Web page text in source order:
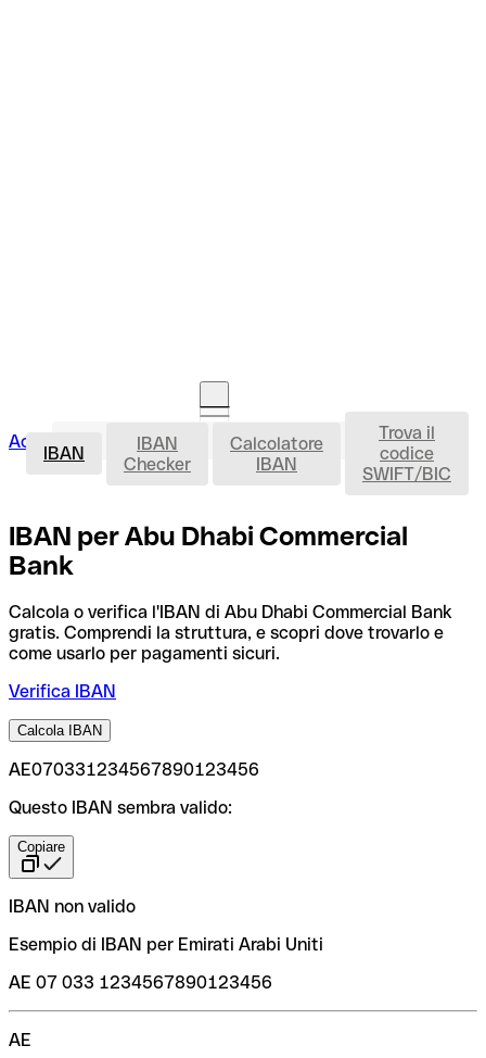
Accedi Avvia la procedura IBAN
IBAN
IBAN
Checker
Calcolatore
IBAN
Trova il
codice
SWIFT/BIC
IBAN per Abu Dhabi Commercial
Bank
Calcola o verifica l'IBAN di Abu Dhabi Commercial Bank
gratis. Comprendi la struttura, e scopri dove trovarlo e
come usarlo per pagamenti sicuri.
Verifica IBAN
Calcola IBAN
AE070331234567890123456
Questo IBAN sembra valido:
Copiare
IBAN non valido
Esempio di IBAN per Emirati Arabi Uniti
AE 07 033 1234567890123456
AE